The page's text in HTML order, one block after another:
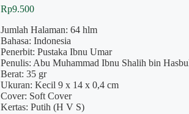
Rp9.500
Jumlah Halaman: 64 hlm
Bahasa: Indonesia
Penerbit: Pustaka Ibnu Umar
Penulis: Abu Muhammad Ibnu Shalih bin
Berat: 35 gr
Ukuran: Kecil 9 x 14 x 0,4 cm
Cover: Soft Cover
Kertas: Putih (H V S)